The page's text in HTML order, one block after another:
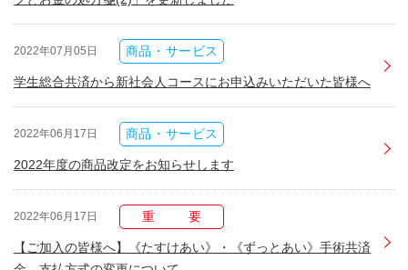
2022年07月05日 商品・サービス
学生総合共済から新社会人コースにお申込みいただいた皆様へ
2022年06月17日 商品・サービス
2022年度の商品改定をお知らせします
2022年06月17日 重要
【ご加入の皆様へ】《たすけあい》・《ずっとあい》手術共済